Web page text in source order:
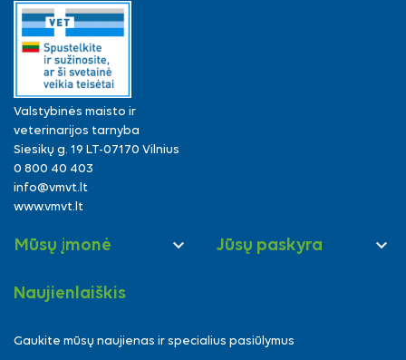
Valstybinės maisto ir
veterinarijos tarnyba
Siesikų g. 19 LT-07170 Vilnius
0 800 40 403
info@vmvt.lt
www.vmvt.lt
Mūsų įmonė  Jūsų paskyra 
Naujienlaiškis
Gaukite mūsų naujienas ir specialius pasiūlymus